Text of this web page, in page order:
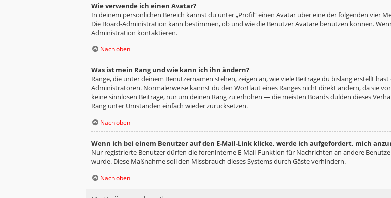
Wie verwende ich einen Avatar?
In deinem persönlichen Bereich kannst du unter „Profil“ einen Avatar über eine der folgenden vier
Die Board-Administration kann bestimmen, ob und wie die Benutzer Avatare benutzen können.
Administration kontaktieren.
Nach oben
Was ist mein Rang und wie kann ich ihn ändern?
Ränge, die unter deinem Benutzernamen stehen, zeigen an, wie viele Beiträge du bislang erstellt
Administratoren. Normalerweise kannst du den Wortlaut eines Ranges nicht direkt ändern, da sie
keine sinnlosen Beiträge, nur um deinen Rang zu erhöhen — die meisten Boards dulden dieses
Rang unter Umständen einfach wieder zurücksetzen.
Nach oben
Wenn ich bei einem Benutzer auf den E-Mail-Link klicke, werde ich aufgefordert, mich
Nur registrierte Benutzer dürfen die foreninterne E-Mail-Funktion für Nachrichten an andere
wurde. Diese Maßnahme soll den Missbrauch dieses Systems durch Gäste verhindern.
Nach oben